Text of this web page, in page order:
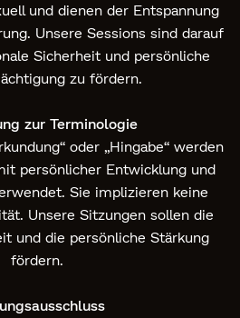
und dienen der Entspannung
Unsere Sessions sind darauf
Sicherheit und persönliche
zu fördern.
zur Terminologie
oder „Hingabe“ werden
persönlicher Entwicklung und
Sie implizieren keine
Unsere Sitzungen sollen die
und die persönliche Stärkung
fördern.